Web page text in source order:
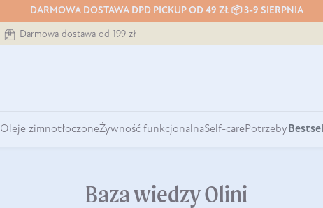
DARMOWA DOSTAWA DPD PICKUP OD 49 ZŁ 📦 3-9 SIERPNIA
Darmowa dostawa od 199 zł
Oleje zimnotłoczoneŻywność funkcjonalnaSelf-carePotrzeby
Baza wiedzy Olini